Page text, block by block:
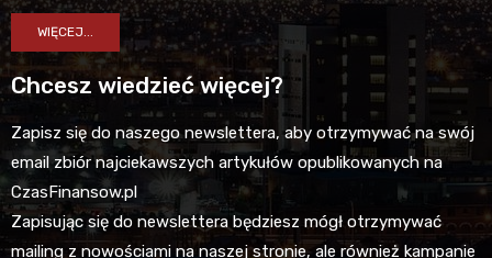
WIĘCEJ...
Chcesz wiedzieć więcej?
Zapisz się do naszego newslettera, aby otrzymywać na swój
email zbiór najciekawszych artykułów opublikowanych na
CzasFinansow.pl
Zapisując się do newslettera będziesz mógł otrzymywać
mailing z nowościami na naszej stronie, ale również kampanie